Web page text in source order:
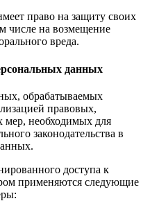
право на защиту своих
числе на возмещение
вреда.
данных
обрабатываемых
правовых,
мер, необходимых для
законодательства в
доступа к
применяются следующие